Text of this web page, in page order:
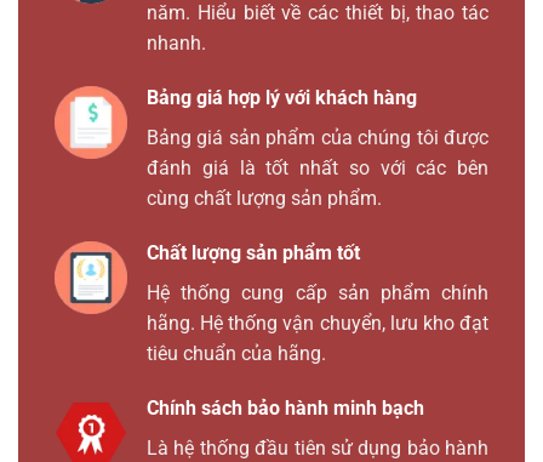
năm. Hiểu biết về các thiết bị, thao tác
nhanh.
Bảng giá hợp lý với khách hàng
Bảng giá sản phẩm của chúng tôi được
đánh giá là tốt nhất so với các bên
cùng chất lượng sản phẩm.
Chất lượng sản phẩm tốt
Hệ thống cung cấp sản phẩm chính
hãng. Hệ thống vận chuyển, lưu kho đạt
tiêu chuẩn của hãng.
Chính sách bảo hành minh bạch
Là hệ thống đầu tiên sử dụng bảo hành